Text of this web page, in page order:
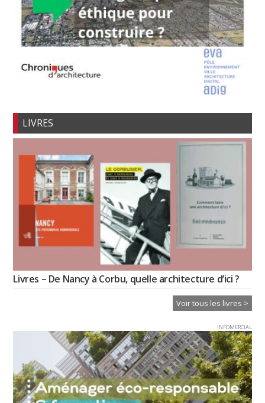
LIVRES
Livres – De Nancy à Corbu, quelle architecture d’ici ?
Voir tous les livres >
INFOMERCIAL